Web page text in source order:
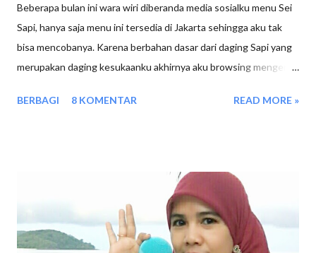
Beberapa bulan ini wara wiri diberanda media sosialku menu Sei
Sapi, hanya saja menu ini tersedia di Jakarta sehingga aku tak
bisa mencobanya. Karena berbahan dasar dari daging Sapi yang
merupakan daging kesukaanku akhirnya aku browsing mengenai
Nusa Tenggara Timur, jika didaerahnya sana se'i sapi
daging yang dimasak dengan cara di asap dalam waktu yang
cukup lama, sehingga saat dimakan rasa asapnya pasti ada
terasa. Jadi beda aromanya dengan daging yang dibakar. Sei Sapi
Dicocol Dengan Sambal Mercon Di cafe Jomtea Sei Sapi di jual
BERBAGI 8 KOMENTAR READ MORE »